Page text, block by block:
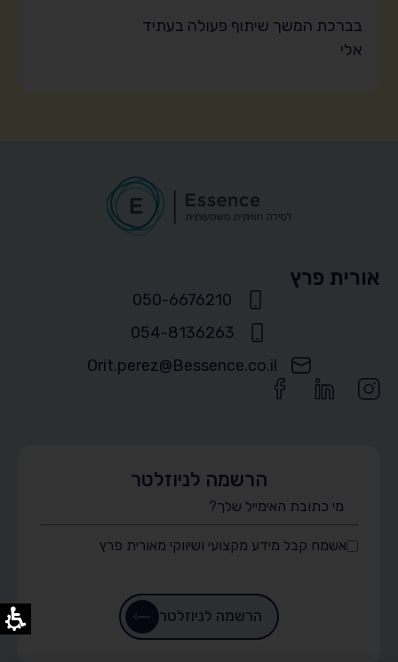
בברכת המשך שיתוף פעולה בעתיד
אלי
אורית פרץ
050-6676210
054-8136263
Orit.perez@Bessence.co.il
הרשמה לניוזלטר
אשמח קבל מידע מקצועי ושיווקי מאורית פרץ
הרשמה לניוזלטר